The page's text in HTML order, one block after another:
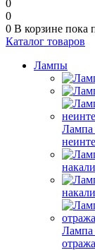
0
0
0 В корзине пока
Каталог товаров
Лампы
Лампа
Лампа